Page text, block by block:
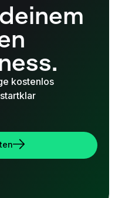
.
kostenlos